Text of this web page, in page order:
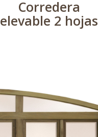
Corredera
elevable 2 hojas